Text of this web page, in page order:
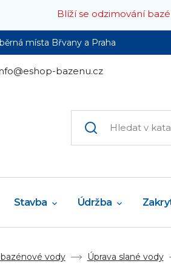
Blíží se odzimování
místa Břvany a Praha
bazenu.cz
Stavba Údržba
bazénové vody Úprava slané vody